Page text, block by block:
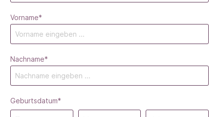
Vorname*
Nachname*
Geburtsdatum*